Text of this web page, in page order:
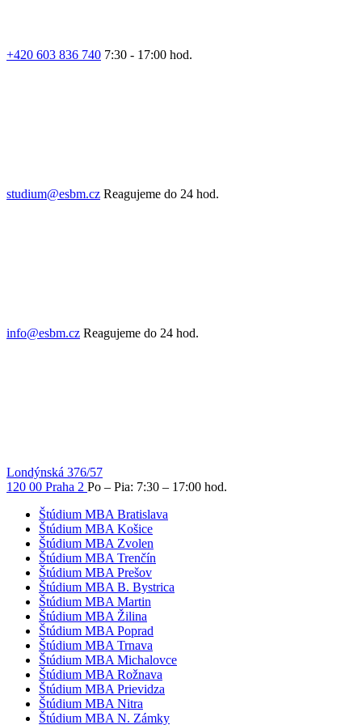
+420 603 836 740 7:30 - 17:00 hod.
studium@esbm.cz Reagujeme do 24 hod.
info@esbm.cz Reagujeme do 24 hod.
Londýnská 376/57
120 00 Praha 2 Po – Pia: 7:30 – 17:00 hod.
Štúdium MBA Bratislava
Štúdium MBA Košice
Štúdium MBA Zvolen
Štúdium MBA Trenčín
Štúdium MBA Prešov
Štúdium MBA B. Bystrica
Štúdium MBA Martin
Štúdium MBA Žilina
Štúdium MBA Poprad
Štúdium MBA Trnava
Štúdium MBA Michalovce
Štúdium MBA Rožnava
Štúdium MBA Prievidza
Štúdium MBA Nitra
Štúdium MBA N. Zámky